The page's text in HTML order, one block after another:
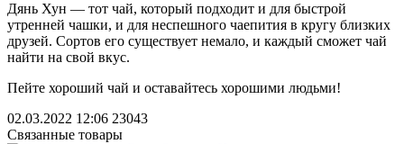
Дянь Хун — тот чай, который подходит и для быстрой
утренней чашки, и для неспешного чаепития в кругу близких
друзей. Сортов его существует немало, и каждый сможет чай
найти на свой вкус.
Пейте хороший чай и оставайтесь хорошими людьми!
02.03.2022 12:06 23043
Связанные товары